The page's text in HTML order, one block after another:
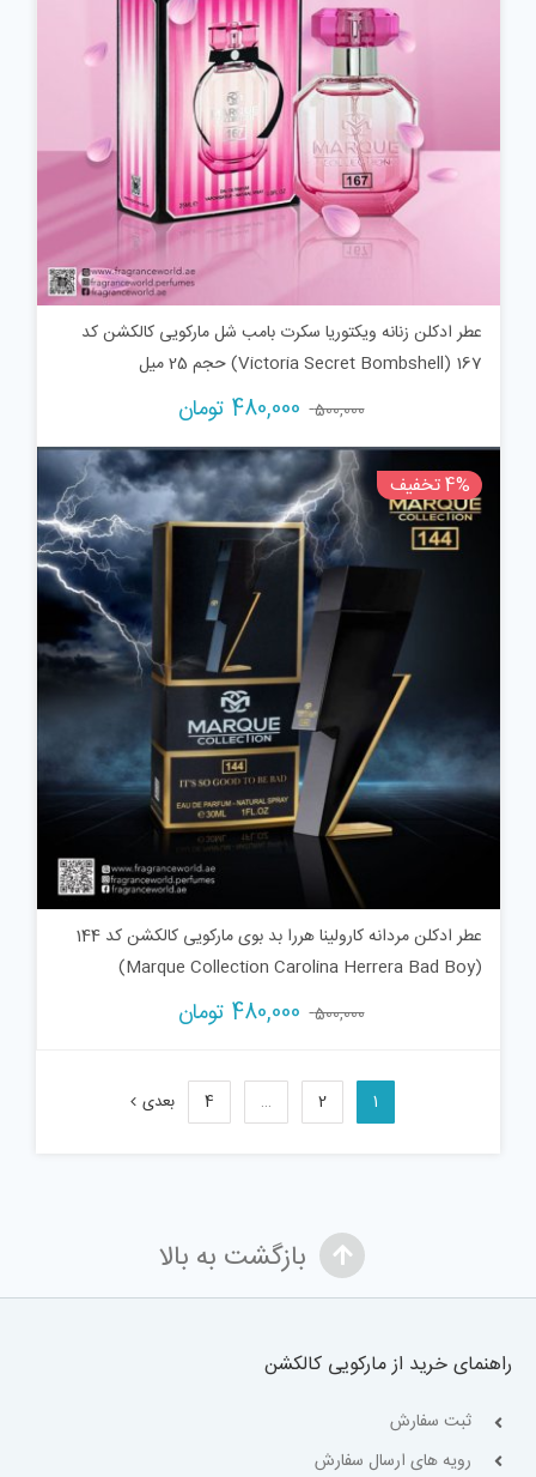
عطر ادکلن زنانه ویکتوریا سکرت بامب شل مارکویی کالکشن کد
167 (Victoria Secret Bombshell) حجم 25 میل
500,000 قیمت
500,000 تومان
بود.
480,000 تومان
480,000 تومان.
4% تخفیف
عطر ادکلن مردانه کارولینا هررا بد بوی مارکویی کالکشن کد 144
(Marque Collection Carolina Herrera Bad Boy)
500,000 قیمت
بود.
480,000 تومان
1
2
…
4 بعدی
بازگشت به بالا
راهنمای خرید از مارکویی کالکشن
ثبت سفارش
رویه های ارسال سفارش